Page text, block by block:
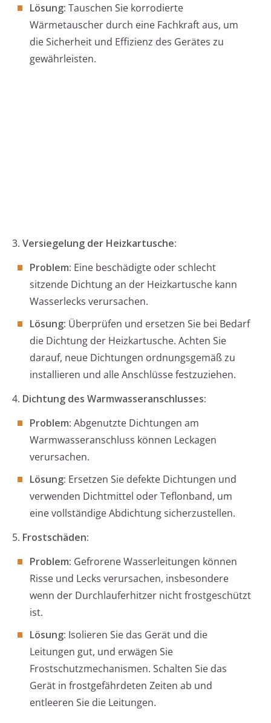
Lösung: Tauschen Sie korrodierte
Wärmetauscher durch eine Fachkraft aus, um
die Sicherheit und Effizienz des Gerätes zu
gewährleisten.
3. Versiegelung der Heizkartusche:
Problem: Eine beschädigte oder schlecht
sitzende Dichtung an der Heizkartusche kann
Wasserlecks verursachen.
Lösung: Überprüfen und ersetzen Sie bei Bedarf
die Dichtung der Heizkartusche. Achten Sie
darauf, neue Dichtungen ordnungsgemäß zu
installieren und alle Anschlüsse festzuziehen.
4. Dichtung des Warmwasseranschlusses:
Problem: Abgenutzte Dichtungen am
Warmwasseranschluss können Leckagen
verursachen.
Lösung: Ersetzen Sie defekte Dichtungen und
verwenden Dichtmittel oder Teflonband, um
eine vollständige Abdichtung sicherzustellen.
5. Frostschäden:
Problem: Gefrorene Wasserleitungen können
Risse und Lecks verursachen, insbesondere
wenn der Durchlauferhitzer nicht frostgeschützt
ist.
Lösung: Isolieren Sie das Gerät und die
Leitungen gut, und erwägen Sie
Frostschutzmechanismen. Schalten Sie das
Gerät in frostgefährdeten Zeiten ab und
entleeren Sie die Leitungen.